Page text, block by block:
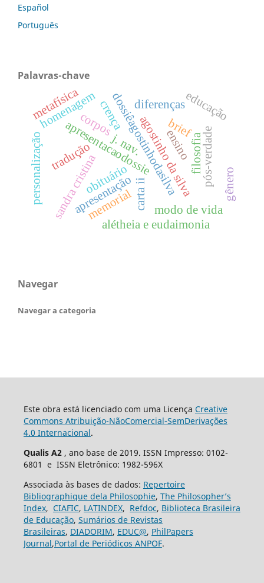
Español
Português
Palavras-chave
apresentaçãodossiêagostinhodasilva
apresentacaodossie
tradução
brief
j. nav.agostinho da silva
carta ii
sandra cristinaobituário
homenagem
memorial
diferenças
corpos
alétheia e eudaimonia
filosofia
metafísica
modo de vida
educação
personalização pós-verdade
crença
gênero
ensino
Navegar
Navegar a categoria
Este obra está licenciado com uma Licença Creative
Commons Atribuição-NãoComercial-SemDerivações
4.0 Internacional.
Qualis A2 , ano base de 2019. ISSN Impresso: 0102-
6801 e ISSN Eletrônico: 1982-596X
Associada às bases de dados: Repertoire
Bibliographique dela Philosophie, The Philosopher’s
Index, CIAFIC, LATINDEX, Refdoc, Biblioteca Brasileira
de Educação, Sumários de Revistas
Brasileiras, DIADORIM, EDUC@, PhilPapers
Journal,Portal de Periódicos ANPOF.